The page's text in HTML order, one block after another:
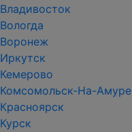
Владивосток
Вологда
Воронеж
Иркутск
Кемерово
Комсомольск-На-Амуре
Красноярск
Курск